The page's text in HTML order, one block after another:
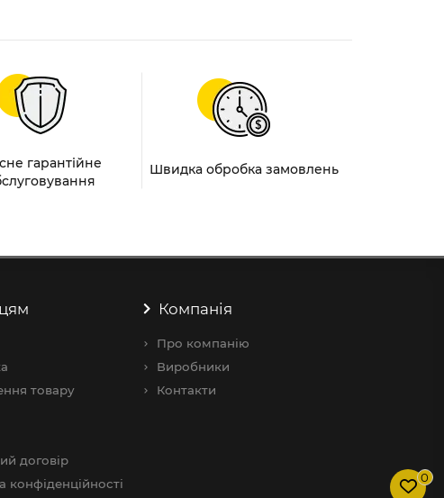
гарантійне
Швидка обробка замовлень
товару
договір
конфіденційності
Компанія
Про компанію
Виробники
Контакти
0